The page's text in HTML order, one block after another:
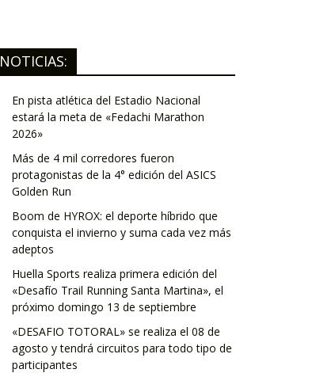
NOTICIAS:
En pista atlética del Estadio Nacional
estará la meta de «Fedachi Marathon
2026»
Más de 4 mil corredores fueron
protagonistas de la 4° edición del ASICS
Golden Run
Boom de HYROX: el deporte híbrido que
conquista el invierno y suma cada vez más
adeptos
Huella Sports realiza primera edición del
«Desafío Trail Running Santa Martina», el
próximo domingo 13 de septiembre
«DESAFIO TOTORAL» se realiza el 08 de
agosto y tendrá circuitos para todo tipo de
participantes